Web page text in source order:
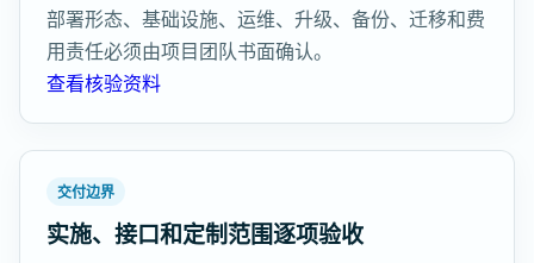
部署形态、基础设施、运维、升级、备份、迁移和费
用责任必须由项目团队书面确认。
查看核验资料
交付边界
实施、接口和定制范围逐项验收